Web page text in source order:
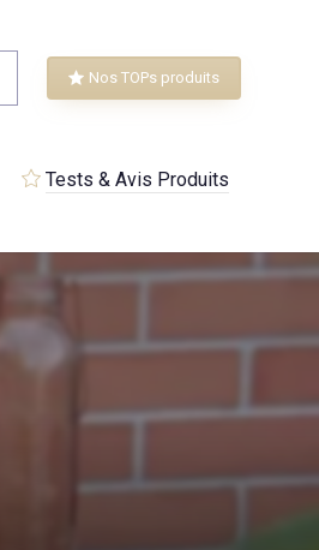
Nos TOPs produits
Tests & Avis Produits